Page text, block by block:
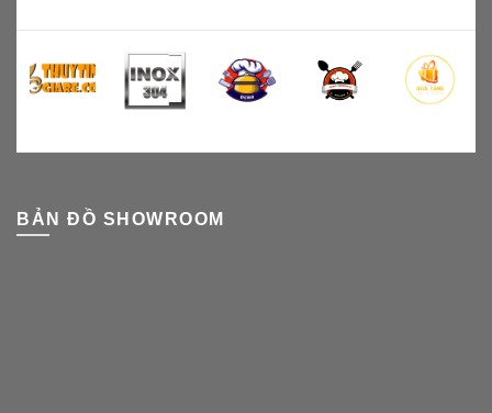
BẢN ĐỒ SHOWROOM